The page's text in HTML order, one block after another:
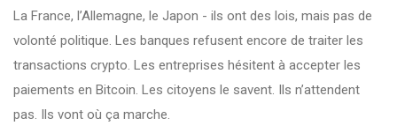
La France, l’Allemagne, le Japon - ils ont des lois, mais pas de
volonté politique. Les banques refusent encore de traiter les
transactions crypto. Les entreprises hésitent à accepter les
paiements en Bitcoin. Les citoyens le savent. Ils n’attendent
pas. Ils vont où ça marche.